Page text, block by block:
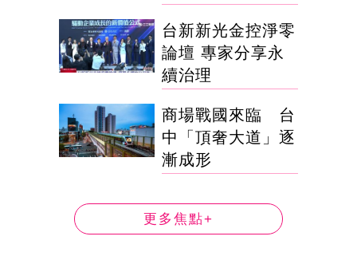
台新新光金控淨零
論壇 專家分享永
續治理
商場戰國來臨 台
中「頂奢大道」逐
漸成形
更多焦點+